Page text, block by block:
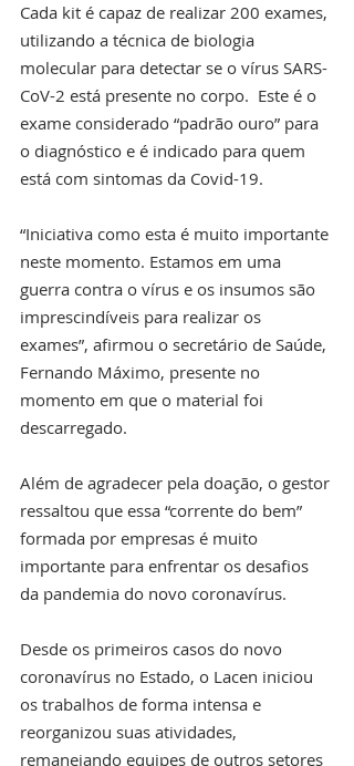
Cada kit é capaz de realizar 200 exames,
utilizando a técnica de biologia
molecular para detectar se o vírus SARS-
CoV-2 está presente no corpo.  Este é o
exame considerado “padrão ouro” para
o diagnóstico e é indicado para quem
está com sintomas da Covid-19.
“Iniciativa como esta é muito importante
neste momento. Estamos em uma
guerra contra o vírus e os insumos são
imprescindíveis para realizar os
exames”, afirmou o secretário de Saúde,
Fernando Máximo, presente no
momento em que o material foi
descarregado.
Além de agradecer pela doação, o gestor
ressaltou que essa “corrente do bem”
formada por empresas é muito
importante para enfrentar os desafios
da pandemia do novo coronavírus.
Desde os primeiros casos do novo
coronavírus no Estado, o Lacen iniciou
os trabalhos de forma intensa e
reorganizou suas atividades,
remanejando equipes de outros setores